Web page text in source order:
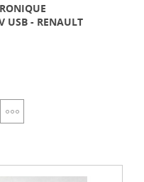
USB - RENAULT